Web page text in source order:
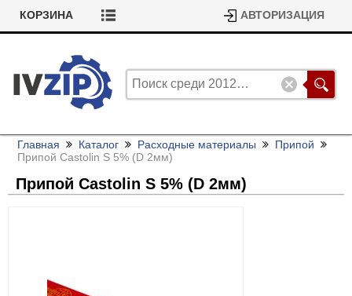
КОРЗИНА АВТОРИЗАЦИЯ
Главная Каталог Расходные материалы
Припой
Припой Castolin S 5% (D 2мм)
Припой Castolin S 5% (D 2мм)